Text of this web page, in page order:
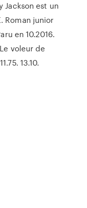
Jackson est un
Roman junior
en 10.2016.
voleur de
13.10.